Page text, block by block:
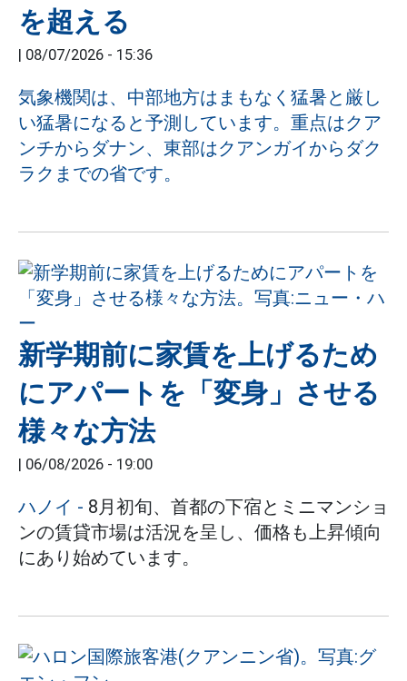
を超える
| 08/07/2026 - 15:36
気象機関は、中部地方はまもなく猛暑と厳し
い猛暑になると予測しています。重点はクア
ンチからダナン、東部はクアンガイからダク
ラクまでの省です。
新学期前に家賃を上げるため
にアパートを「変身」させる
様々な方法
| 06/08/2026 - 19:00
ハノイ - 8月初旬、首都の下宿とミニマンショ
ンの賃貸市場は活況を呈し、価格も上昇傾向
にあり始めています。